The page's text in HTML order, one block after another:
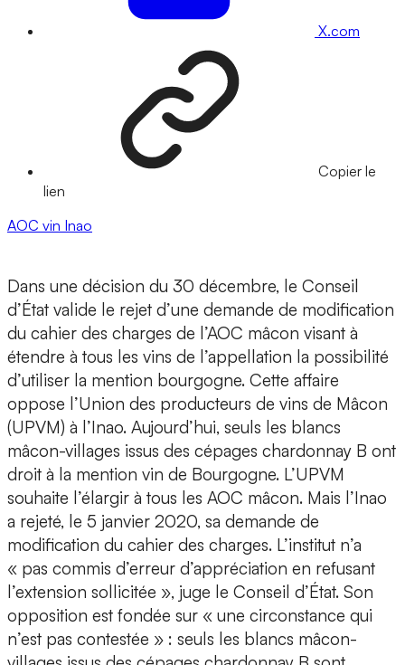
X.com
Copier le
lien
AOC vin Inao
Dans une décision du 30 décembre, le Conseil
d’État valide le rejet d’une demande de modification
du cahier des charges de l’AOC mâcon visant à
étendre à tous les vins de l’appellation la possibilité
d’utiliser la mention bourgogne. Cette affaire
oppose l’Union des producteurs de vins de Mâcon
(UPVM) à l’Inao. Aujourd’hui, seuls les blancs
mâcon-villages issus des cépages chardonnay B ont
droit à la mention vin de Bourgogne. L’UPVM
souhaite l’élargir à tous les AOC mâcon. Mais l’Inao
a rejeté, le 5 janvier 2020, sa demande de
modification du cahier des charges. L’institut n’a
« pas commis d’erreur d’appréciation en refusant
l’extension sollicitée », juge le Conseil d’État. Son
opposition est fondée sur « une circonstance qui
n’est pas contestée » : seuls les blancs mâcon-